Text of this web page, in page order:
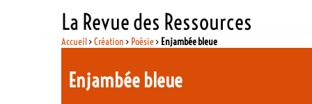
La Revue des Ressources
Accueil>Création > Poésie> Enjambée bleue
Enjambée bleue